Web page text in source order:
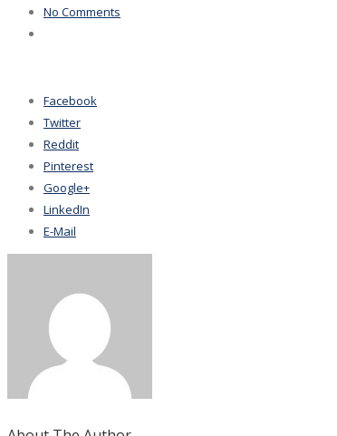
No Comments
Facebook
Twitter
Reddit
Pinterest
Google+
LinkedIn
E-Mail